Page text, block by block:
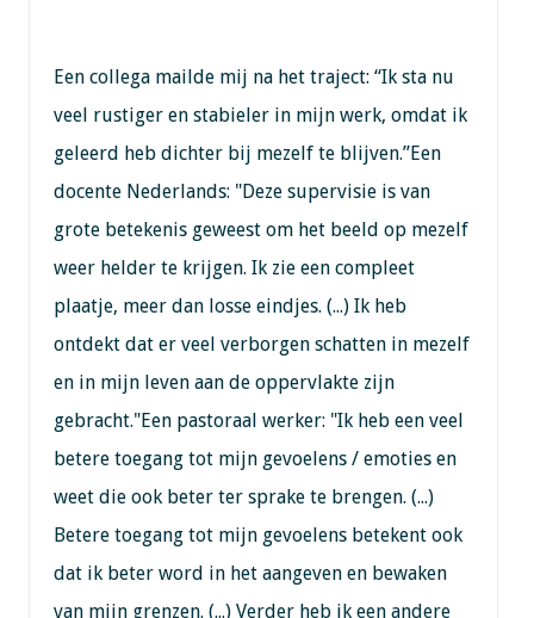
Een collega mailde mij na het traject: “Ik sta nu
veel rustiger en stabieler in mijn werk, omdat ik
geleerd heb dichter bij mezelf te blijven.”Een
docente Nederlands: "Deze supervisie is van
grote betekenis geweest om het beeld op mezelf
weer helder te krijgen. Ik zie een compleet
plaatje, meer dan losse eindjes. (...) Ik heb
ontdekt dat er veel verborgen schatten in mezelf
en in mijn leven aan de oppervlakte zijn
gebracht."Een pastoraal werker: "Ik heb een veel
betere toegang tot mijn gevoelens / emoties en
weet die ook beter ter sprake te brengen. (...)
Betere toegang tot mijn gevoelens betekent ook
dat ik beter word in het aangeven en bewaken
van mijn grenzen. (...) Verder heb ik een andere